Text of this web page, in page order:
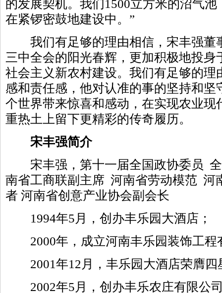
的发展契机。我们1500立方米的沼气
在紧锣密鼓地建设中。”
我们有足够的理由相信，宋丰强董
三中全会的阳光春辉，更加积极地投
社会主义新农村建设。我们有足够的理
感和责任感，他对认准的事的坚持和坚
个世界带来惊喜和感动，在实现农业现
重热土上留下更精彩的传奇履历。
宋丰强简介
宋丰强，第十一届全国政协委员 全
南省工商联副主席 河南省劳动模范 河
者 河南省创意产业协会副会长
1994年5月，创办丰乐园大酒店；
2000年，成立河南丰乐园装饰工程
2001年12月，丰乐园大酒店荣膺四
2002年5月，创办丰乐农庄有限公